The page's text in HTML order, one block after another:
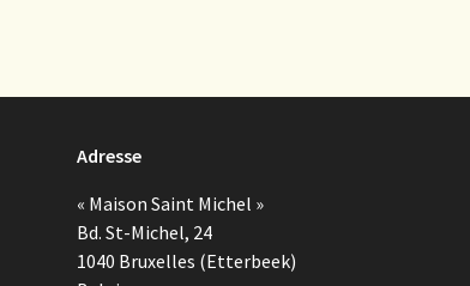
Adresse
« Maison Saint Michel »
Bd. St-Michel, 24
1040 Bruxelles (Etterbeek)